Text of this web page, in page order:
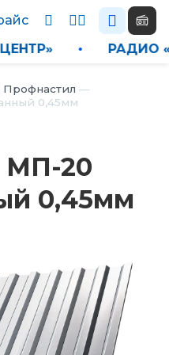
ЦЕНТР»
Профнастил —
0,45мм
МП-20
0,45мм